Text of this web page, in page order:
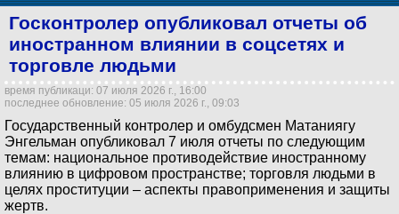
Госконтролер опубликовал отчеты об
иностранном влиянии в соцсетях и
торговле людьми
время публикаци: 07 июля 2026 г., 16:00
последнее обновление: 05 июля 2026 г., 09:03
Государственный контролер и омбудсмен Матаниягу
Энгельман опубликовал 7 июля отчеты по следующим
темам: национальное противодействие иностранному
влиянию в цифровом пространстве; торговля людьми в
целях проституции – аспекты правоприменения и защиты
жертв.